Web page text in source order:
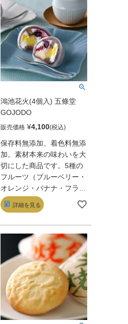
鴻池花火(4個入) 五條堂
GOJODO
販売価格 ¥4,100
保存料無添加、着色料無添
加。素材本来の味わいを大
切にした商品です。5種の
フルーツ（ブルーベリー・
オレンジ・バナナ・フラン
ボワーズ・パイナップル）
に生クリームを合わせ、き
で包んだ洋テイストの大
福。フルーツの甘酸っぱさ
と、餡やクリームのコクが
見事なバランスで、さまざ
まな風味が口の中でふわっ
と広がる感覚が、まさに花
火のよう！
詳細を見る